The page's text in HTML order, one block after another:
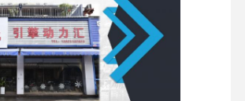
Kalite Kontrol
Bizimle
İletişim
Haberler